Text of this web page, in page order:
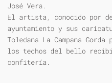
José Vera.
El artista, conocido por
ayuntamiento y sus
Toledana La Campana
los techos del bello
confitería.